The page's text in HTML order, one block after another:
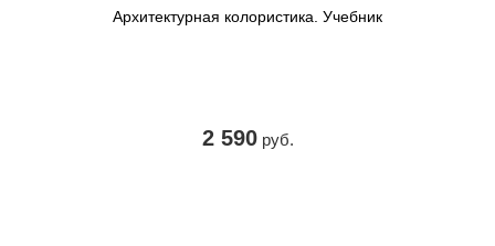
Архитектурная колористика. Учебник
2 590руб.